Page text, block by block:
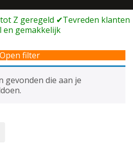
voor
Open filter
gevonden die aan je